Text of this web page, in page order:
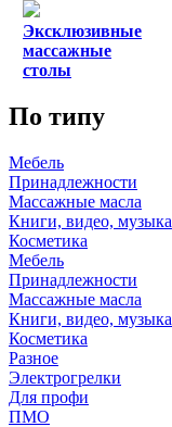
Эксклюзивные
массажные
столы
По типу
Мебель
Принадлежности
Массажные масла
Книги, видео, музыка
Косметика
Мебель
Принадлежности
Массажные масла
Книги, видео, музыка
Косметика
Разное
Электрогрелки
Для профи
ПМО